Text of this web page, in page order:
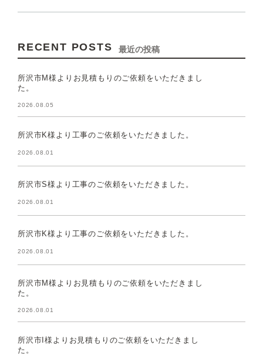
RECENT POSTS 最近の投稿
所沢市M様よりお見積もりのご依頼をいただきまし
た。
2026.08.05
所沢市K様より工事のご依頼をいただきました。
2026.08.01
所沢市S様より工事のご依頼をいただきました。
2026.08.01
所沢市K様より工事のご依頼をいただきました。
2026.08.01
所沢市M様よりお見積もりのご依頼をいただきまし
た。
2026.08.01
所沢市I様よりお見積もりのご依頼をいただきまし
た。